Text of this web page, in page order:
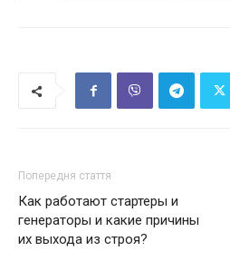
Попередня стаття
Как работают стартеры и
генераторы и какие причины
их выхода из строя?